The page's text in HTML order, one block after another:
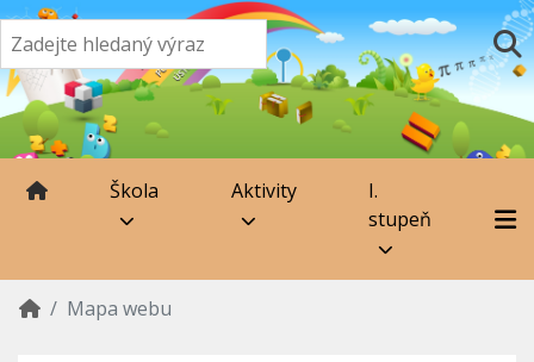
Škola Aktivity
I.
stupeň
Mapa webu